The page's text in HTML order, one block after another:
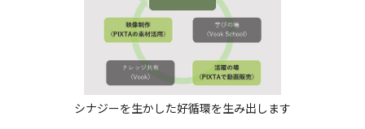
シナジーを生かした好循環を生み出します